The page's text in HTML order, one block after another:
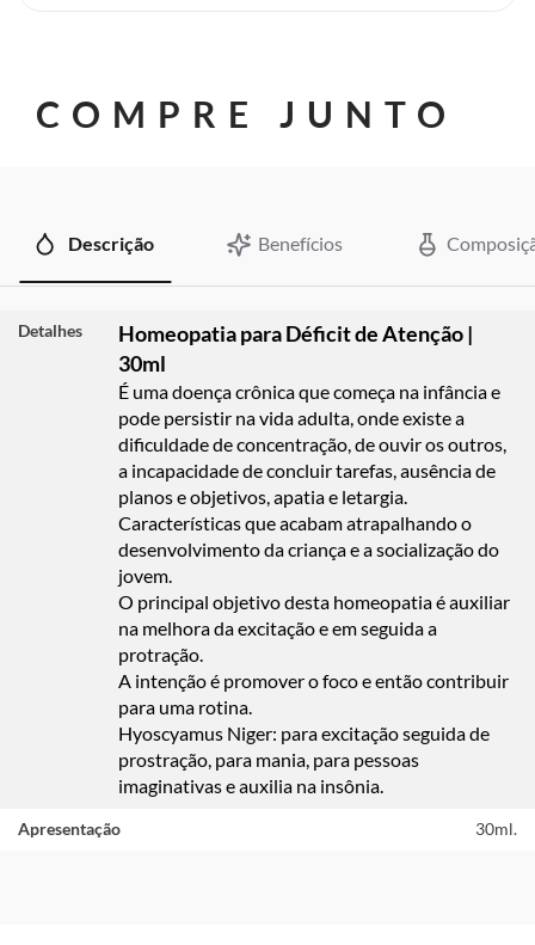
COMPRE JUNTO
Descrição Benefícios
Detalhes
Homeopatia para Déficit de Atenção |
30ml
É uma doença crônica que começa na infância e
pode persistir na vida adulta, onde existe a
dificuldade de concentração, de ouvir os outros,
a incapacidade de concluir tarefas, ausência de
planos e objetivos, apatia e letargia.
Características que acabam atrapalhando o
desenvolvimento da criança e a socialização do
jovem.
O principal objetivo desta homeopatia é auxiliar
na melhora da excitação e em seguida a
protração.
A intenção é promover o foco e então contribuir
para uma rotina.
Hyoscyamus Niger: para excitação seguida de
prostração, para mania, para pessoas
imaginativas e auxilia na insônia.
Apresentação 30ml.